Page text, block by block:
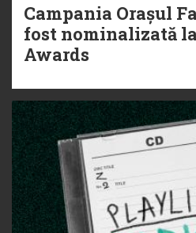
Campania Orașul
fost nominalizată
Awards